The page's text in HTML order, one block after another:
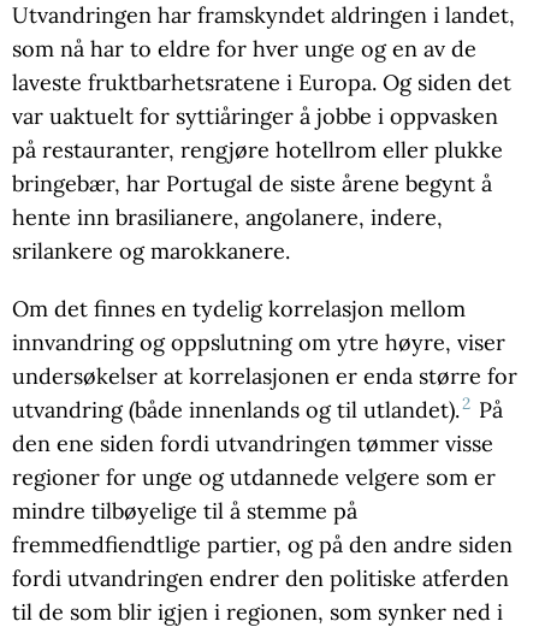
Utvandringen har framskyndet aldringen i landet,
som nå har to eldre for hver unge og en av de
laveste fruktbarhetsratene i Europa. Og siden det
var uaktuelt for syttiåringer å jobbe i oppvasken
på restauranter, rengjøre hotellrom eller plukke
bringebær, har Portugal de siste årene begynt å
hente inn brasilianere, angolanere, indere,
srilankere og marokkanere.
Om det finnes en tydelig korrelasjon mellom
innvandring og oppslutning om ytre høyre, viser
undersøkelser at korrelasjonen er enda større for
utvandring (både innenlands og til utlandet).2 På
den ene siden fordi utvandringen tømmer visse
regioner for unge og utdannede velgere som er
mindre tilbøyelige til å stemme på
fremmedfiendtlige partier, og på den andre siden
fordi utvandringen endrer den politiske atferden
til de som blir igjen i regionen, som synker ned i